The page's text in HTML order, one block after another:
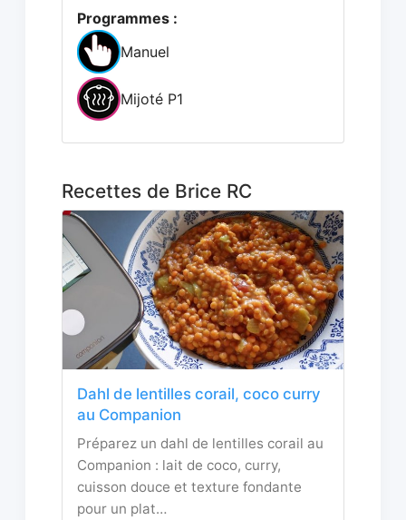
Programmes :
Manuel
Mijoté P1
Recettes de Brice RC
Dahl de lentilles corail, coco curry
au Companion
Préparez un dahl de lentilles corail au
Companion : lait de coco, curry,
cuisson douce et texture fondante
pour un plat…